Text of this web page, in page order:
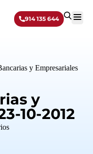
914 135 644
y Empresariales
y
10-2012